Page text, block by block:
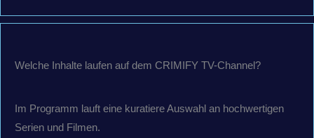
Welche Inhalte laufen auf dem CRIMIFY TV-Channel?
Im Programm lauft eine kuratiere Auswahl an hochwertigen
Serien und Filmen.